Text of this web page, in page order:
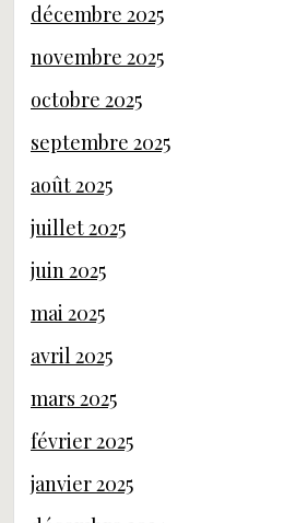
décembre 2025
novembre 2025
octobre 2025
septembre 2025
août 2025
juillet 2025
juin 2025
mai 2025
avril 2025
mars 2025
février 2025
janvier 2025